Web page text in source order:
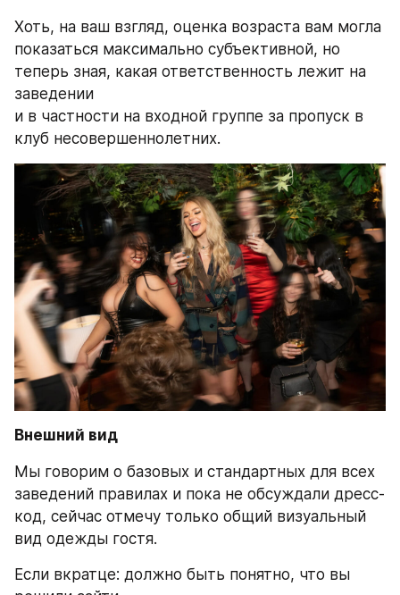
Хоть, на ваш взгляд, оценка возраста вам могла
показаться максимально субъективной, но
теперь зная, какая ответственность лежит на
заведении
и в частности на входной группе за пропуск в
клуб несовершеннолетних.
Внешний вид
Мы говорим о базовых и стандартных для всех
заведений правилах и пока не обсуждали дресс-
код, сейчас отмечу только общий визуальный
вид одежды гостя.
Если вкратце: должно быть понятно, что вы